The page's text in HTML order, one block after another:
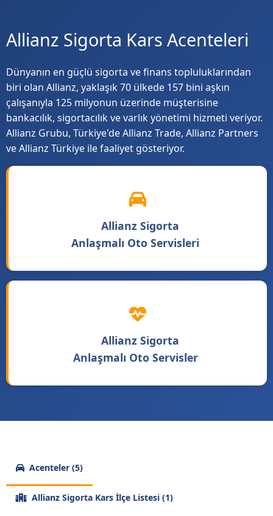
Allianz Sigorta Kars Acenteleri
Dünyanın en güçlü sigorta ve finans topluluklarından
biri olan Allianz, yaklaşık 70 ülkede 157 bini aşkın
çalışanıyla 125 milyonun üzerinde müşterisine
bankacılık, sigortacılık ve varlık yönetimi hizmeti veriyor.
Allianz Grubu, Türkiye'de Allianz Trade, Allianz Partners
ve Allianz Türkiye ile faaliyet gösteriyor.
Allianz Sigorta
Anlaşmalı Oto Servisleri
Allianz Sigorta
Anlaşmalı Oto Servisler
Acenteler (5)
Allianz Sigorta Kars İlçe Listesi (1)